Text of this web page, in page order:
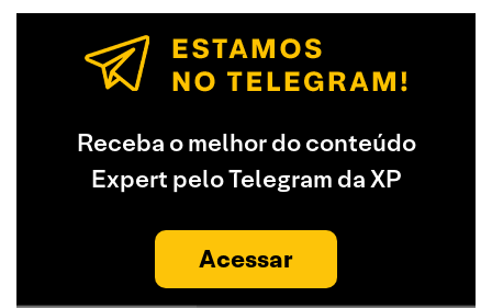
Receba o melhor do conteúdo
Expert pelo Telegram da XP
Acessar